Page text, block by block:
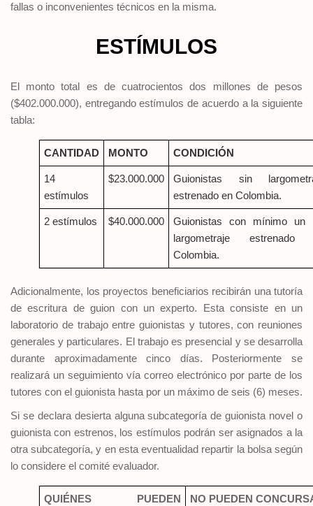
fallas o inconvenientes técnicos en la misma.
ESTÍMULOS
El monto total es de cuatrocientos dos millones de pesos
($402.000.000), entregando estímulos de acuerdo a la siguiente
tabla:
CANTIDAD MONTO CONDICIÓN
14
estímulos
$23.000.000
Guionistas sin
estrenado en Colombia.
2 estímulos $40.000.000
Guionistas con mínimo un
largometraje estrenado
Colombia.
Adicionalmente, los proyectos beneficiarios recibirán una tutoría
de escritura de guion con un experto. Esta consiste en un
laboratorio de trabajo entre guionistas y tutores, con reuniones
generales y particulares. El trabajo es presencial y se desarrolla
durante aproximadamente cinco días. Posteriormente se
realizará un seguimiento vía correo electrónico por parte de los
tutores con el guionista hasta por un máximo de seis (6) meses.
Si se declara desierta alguna subcategoría de guionista novel o
guionista con estrenos, los estímulos podrán ser asignados a la
otra subcategoría, y en esta eventualidad repartir la bolsa según
lo considere el comité evaluador.
QUIÉNES PUEDEN
NO PUEDEN